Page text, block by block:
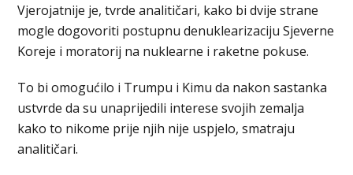
Vjerojatnije je, tvrde analitičari, kako bi dvije strane
mogle dogovoriti postupnu denuklearizaciju Sjeverne
Koreje i moratorij na nuklearne i raketne pokuse.
To bi omogućilo i Trumpu i Kimu da nakon sastanka
ustvrde da su unaprijedili interese svojih zemalja
kako to nikome prije njih nije uspjelo, smatraju
analitičari.